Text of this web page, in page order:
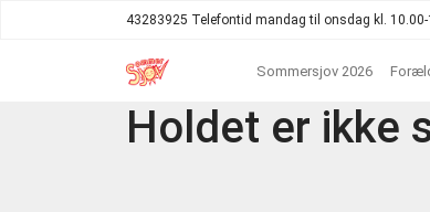
43283925 Telefontid mandag til onsdag kl.
Sommersjov 2026
Holdet er ikke